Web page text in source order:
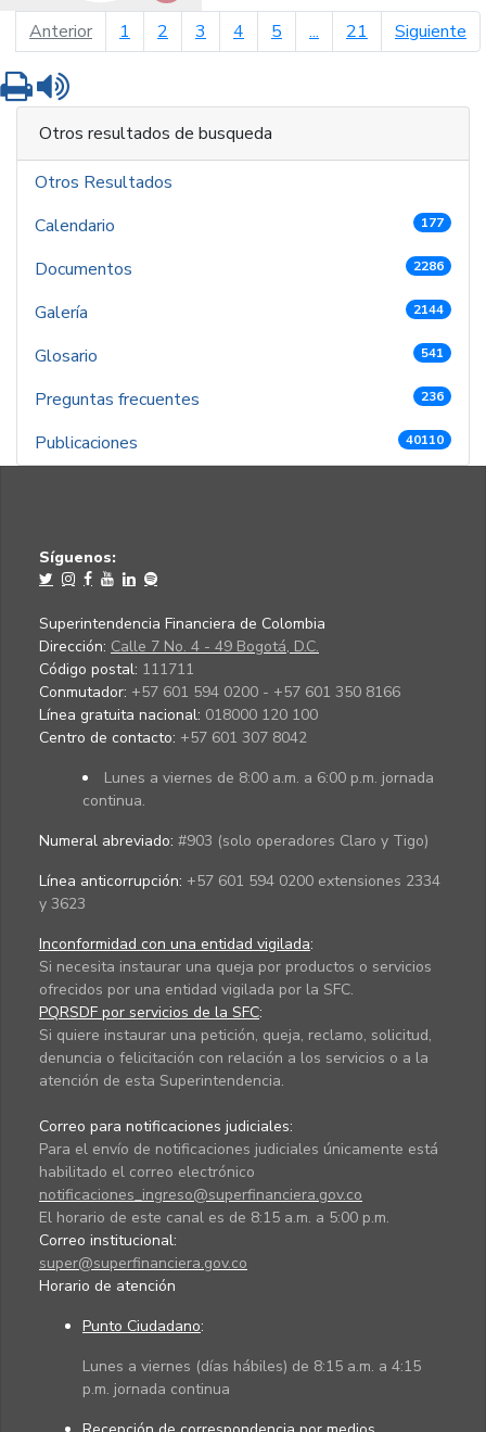
Anteriorpágina anterior
1 2 3 4 5 ... 21 Siguiente
Imprimir
Otros resultados de busqueda
Otros Resultados
Calendario
177
Documentos 2286
Galería 2144
Glosario 541
Preguntas frecuentes 236
Publicaciones 40110
Síguenos:
Superintendencia Financiera de Colombia
Dirección: Calle 7 No. 4 - 49 Bogotá, D.C.
Código postal: 111711
Conmutador: +57 601 594 0200 - +57 601 350 8166
Línea gratuita nacional: 018000 120 100
Centro de contacto: +57 601 307 8042
Lunes a viernes de 8:00 a.m. a 6:00 p.m. jornada
continua.
Numeral abreviado: #903 (solo operadores Claro y Tigo)
Línea anticorrupción: +57 601 594 0200 extensiones 2334
y 3623
Inconformidad con una entidad vigilada:
Si necesita instaurar una queja por productos o servicios
ofrecidos por una entidad vigilada por la SFC.
PQRSDF por servicios de la SFC:
Si quiere instaurar una petición, queja, reclamo, solicitud,
denuncia o felicitación con relación a los servicios o a la
atención de esta Superintendencia.
Correo para notificaciones judiciales:
Para el envío de notificaciones judiciales únicamente está
habilitado el correo electrónico
notificaciones_ingreso@superfinanciera.gov.co
El horario de este canal es de 8:15 a.m. a 5:00 p.m.
Correo institucional:
super@superfinanciera.gov.co
Horario de atención
Punto Ciudadano:
Lunes a viernes (días hábiles) de 8:15 a.m. a 4:15
p.m. jornada continua